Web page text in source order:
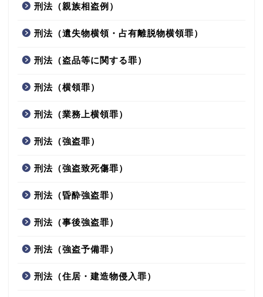
刑法（親族相盗例）
刑法（遺失物横領・占有離脱物横領罪）
刑法（盗品等に関する罪）
刑法（横領罪）
刑法（業務上横領罪）
刑法（強盗罪）
刑法（強盗致死傷罪）
刑法（昏酔強盗罪）
刑法（事後強盗罪）
刑法（強盗予備罪）
刑法（住居・建造物侵入罪）